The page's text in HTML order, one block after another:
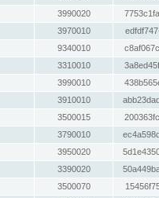
3990020
3970010
9340010
3310010
3990010
3910010
3500015
3790010
3950020
3390020
3500070